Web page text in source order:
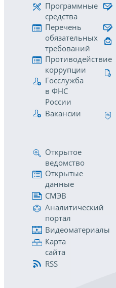
Программные
средства
Перечень
обязательных
требований
Противодействие
коррупции
Госслужба
в ФНС
России
Вакансии
Открытое
ведомство
Открытые
данные
СМЭВ
Аналитический
портал
Видеоматериалы
Карта
сайта
RSS